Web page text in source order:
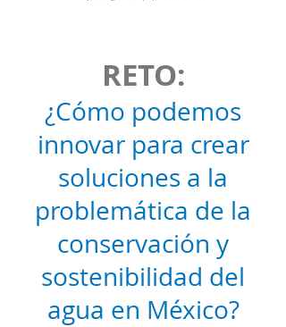
RETO:
¿Cómo podemos
innovar para crear
soluciones a la
problemática de la
conservación y
sostenibilidad del
agua en México?